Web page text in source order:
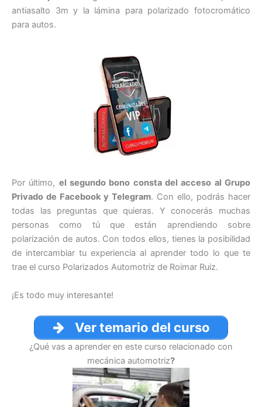
antiasalto 3m y la lámina para polarizado fotocromático
para autos.
Por último, el segundo bono consta del acceso al Grupo
Privado de Facebook y Telegram. Con ello, podrás hacer
todas las preguntas que quieras. Y conocerás muchas
personas como tú que están aprendiendo sobre
polarización de autos. Con todos ellos, tienes la posibilidad
de intercambiar tu experiencia al aprender todo lo que te
trae el curso Polarizados Automotriz de Roimar Ruiz.
¡Es todo muy interesante!
Ver temario del curso
¿Qué vas a aprender en este curso relacionado con
mecánica automotriz?